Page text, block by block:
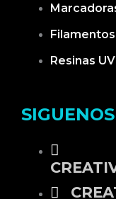
Resinas
SIGUENOS